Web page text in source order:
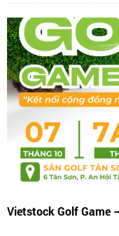
Vietstock Golf Game